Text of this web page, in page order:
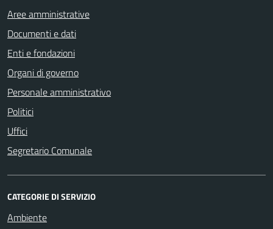
Aree amministrative
Documenti e dati
Enti e fondazioni
Organi di governo
Personale amministrativo
Politici
Uffici
Segretario Comunale
CATEGORIE DI SERVIZIO
Ambiente